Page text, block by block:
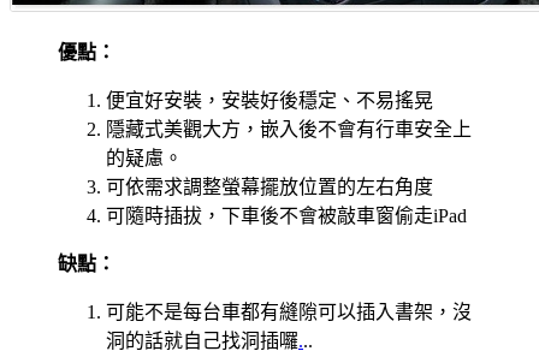
優點：
便宜好安裝，安裝好後穩定、不易搖晃
隱藏式美觀大方，嵌入後不會有行車安全上
的疑慮。
可依需求調整螢幕擺放位置的左右角度
可隨時插拔，下車後不會被敲車窗偷走iPad
缺點：
可能不是每台車都有縫隙可以插入書架，沒
洞的話就自己找洞插囉...